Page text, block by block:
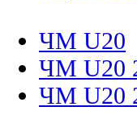
ЧМ U20
ЧМ U20
ЧМ U20